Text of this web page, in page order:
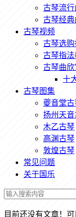
古琴流
古琴经
古琴视频
古琴选
古琴指
古琴曲欣
十
古琴图集
夔音堂古
扬州天
木乙古琴
高渊古琴
敦煌古琴
常见问题
关于国乐
目前还没有文章！